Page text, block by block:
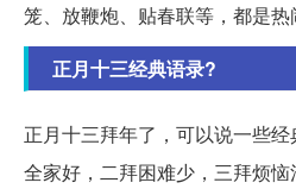
笼、放鞭炮、贴春联等，都是热
正月十三经典语录?
正月十三拜年了，可以说一些
全家好，二拜困难少，三拜烦